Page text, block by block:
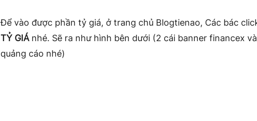
Để vào được phần tỷ giá, ở trang chủ Blogtienao, Các bác
TỶ GIÁ nhé. Sẽ ra như hình bên dưới (2 cái banner financex
quảng cáo nhé)